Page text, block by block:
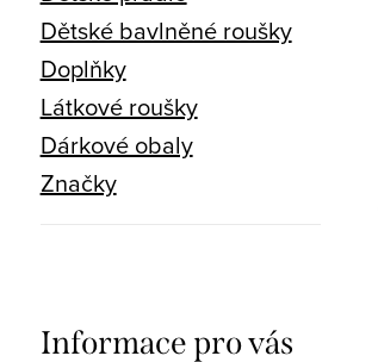
Dětské bavlněné roušky
Doplňky
Látkové roušky
Dárkové obaly
Značky
Informace pro vás